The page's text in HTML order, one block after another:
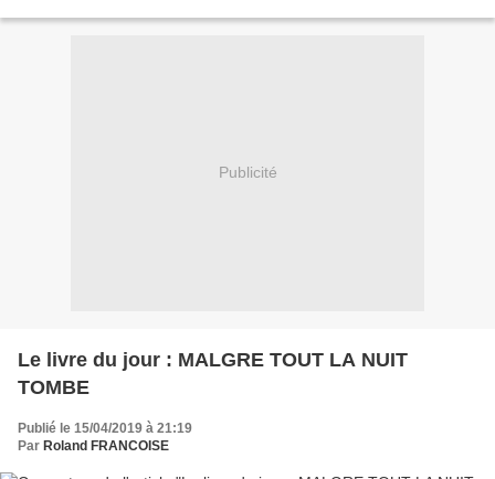
Publicité
Le livre du jour : MALGRE TOUT LA NUIT
TOMBE
Publié le 15/04/2019 à 21:19
Par Roland FRANCOISE